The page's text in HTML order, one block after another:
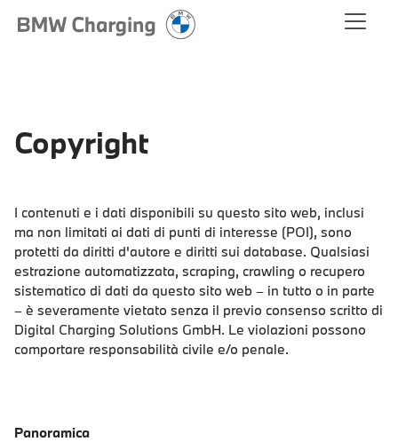
Copyright
I contenuti e i dati disponibili su questo sito web, inclusi
ma non limitati ai dati di punti di interesse (POI), sono
protetti da diritti d'autore e diritti sui database. Qualsiasi
estrazione automatizzata, scraping, crawling o recupero
sistematico di dati da questo sito web – in tutto o in parte
– è severamente vietato senza il previo consenso scritto di
Digital Charging Solutions GmbH. Le violazioni possono
comportare responsabilità civile e/o penale.
Panoramica